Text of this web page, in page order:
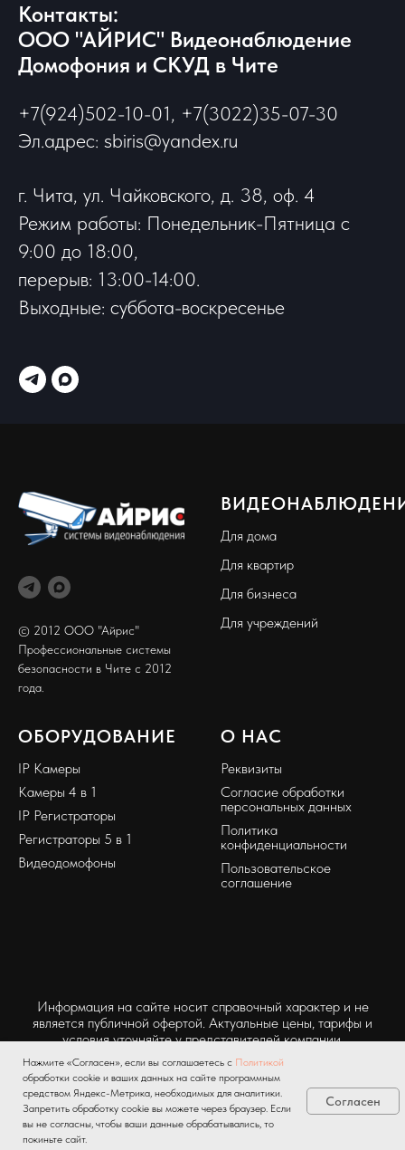
Контакты:
ООО "АЙРИС" Видеонаблюдение
Домофония и СКУД в Чите
+7(924)502-10-01, +7(3022)35-07-30
Эл.адрес: sbiris@yandex.ru
г. Чита, ул. Чайковского, д. 38, оф. 4
Режим работы: Понедельник-Пятница с
9:00 до 18:00,
перерыв: 13:00-14:00.
Выходные: суббота-воскресенье
© 2012 ООО "Айрис"
Профессиональные системы
безопасности в Чите с 2012
года.
Для дома
Для квартир
Для бизнеса
Для учреждений
ОБОРУДОВАНИЕ
IP Камеры
Камеры 4 в 1
IP Регистраторы
Регистраторы 5 в 1
Видеодомофоны
О НАС
Реквизиты
Согласие обработки
персональных данных
Политика
конфиденциальности
Пользовательское
соглашение
Информация на сайте носит справочный характер и не
является публичной офертой. Актуальные цены, тарифы и
условия уточняйте у представителей компании.
Нажмите «Согласен», если вы соглашаетесь с Политикой
обработки cookie и ваших данных на сайте программным
средством Яндекс-Метрика, необходимых для аналитики.
Запретить обработку cookie вы можете через браузер. Если
вы не согласны, чтобы ваши данные обрабатывались, то
покиньте сайт.
Согласен